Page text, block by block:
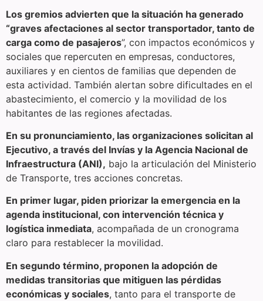
Los gremios advierten que la situación ha generado
“graves afectaciones al sector transportador, tanto de
carga como de pasajeros”, con impactos económicos y
sociales que repercuten en empresas, conductores,
auxiliares y en cientos de familias que dependen de
esta actividad. También alertan sobre dificultades en el
abastecimiento, el comercio y la movilidad de los
habitantes de las regiones afectadas.
En su pronunciamiento, las organizaciones solicitan al
Ejecutivo, a través del Invías y la Agencia Nacional de
Infraestructura (ANI), bajo la articulación del Ministerio
de Transporte, tres acciones concretas.
En primer lugar, piden priorizar la emergencia en la
agenda institucional, con intervención técnica y
logística inmediata, acompañada de un cronograma
claro para restablecer la movilidad.
En segundo término, proponen la adopción de
medidas transitorias que mitiguen las pérdidas
económicas y sociales, tanto para el transporte de